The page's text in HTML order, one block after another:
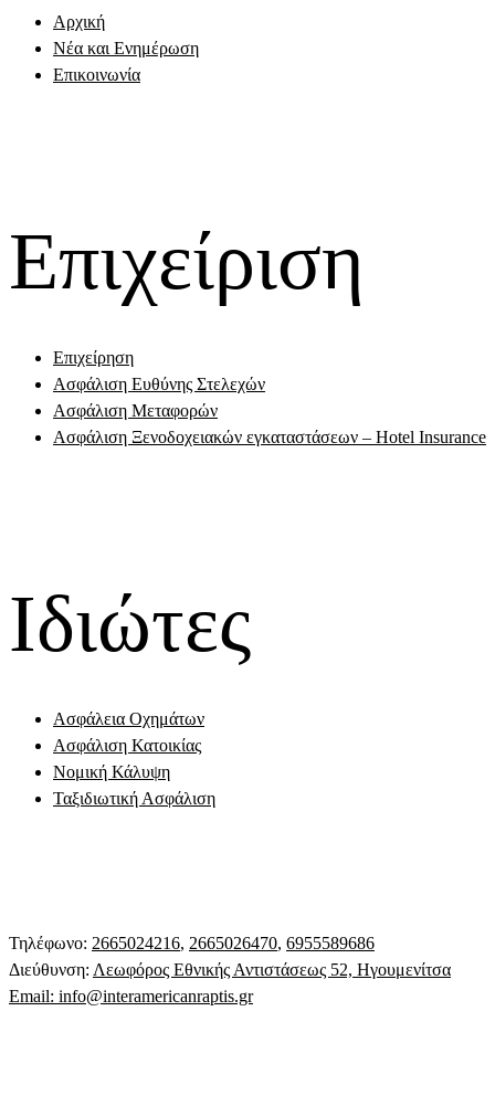
Αρχική
Νέα και Ενημέρωση
Επικοινωνία
Επιχείριση
Επιχείρηση
Ασφάλιση Ευθύνης Στελεχών
Ασφάλιση Μεταφορών
Ασφάλιση Ξενοδοχειακών εγκαταστάσεων – Hotel Insurance
Ιδιώτες
Ασφάλεια Οχημάτων
Ασφάλιση Κατοικίας
Νομική Κάλυψη
Ταξιδιωτική Ασφάλιση
Τηλέφωνο: 2665024216, 2665026470, 6955589686
Διεύθυνση: Λεωφόρος Εθνικής Αντιστάσεως 52, Ηγουμενίτσα
Email: info@interamericanraptis.gr